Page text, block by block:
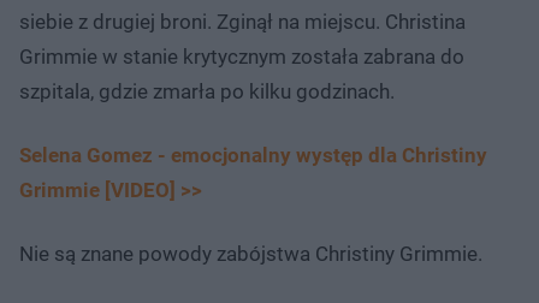
siebie z drugiej broni. Zginął na miejscu. Christina
Grimmie w stanie krytycznym została zabrana do
szpitala, gdzie zmarła po kilku godzinach.
Selena Gomez - emocjonalny występ dla Christiny
Grimmie [VIDEO] >>
Nie są znane powody zabójstwa Christiny Grimmie.